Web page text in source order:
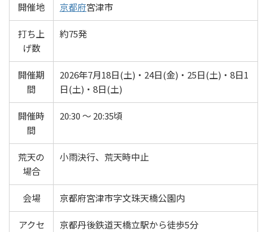
開催地 京都府宮津市
打ち上
げ数
約75発
開催期
間
2026年7月18日(土)・24日(金)・25日(土)・8日1
日(土)・8日(土)
開催時
間
20:30 ～ 20:35頃
荒天の
場合
小雨決行、荒天時中止
会場 京都府宮津市字文珠天橋公園内
アクセ
京都丹後鉄道天橋立駅から徒歩5分